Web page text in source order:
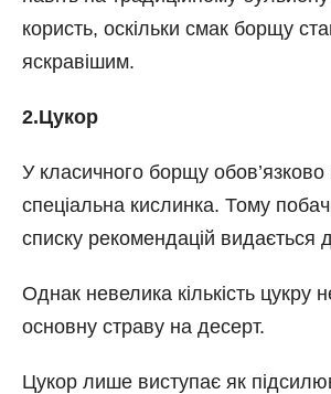
користь, оскільки смак борщу
яскравішим.
2.Цукор
У класичного борщу обов’язково
спеціальна кислинка. Тому
списку рекомендацій видається
Однак невелика кількість цукру
основну страву на десерт.
Цукор лише виступає як